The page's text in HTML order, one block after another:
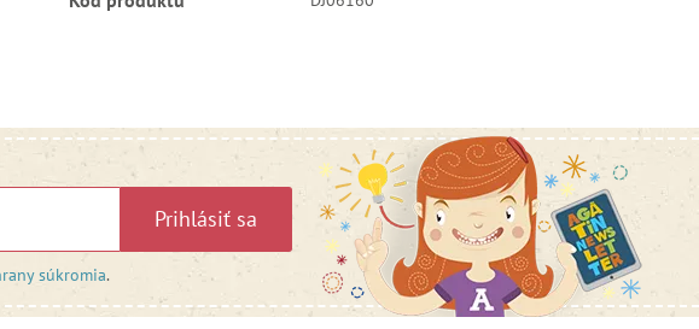
Prihlásiť sa
súkromia.